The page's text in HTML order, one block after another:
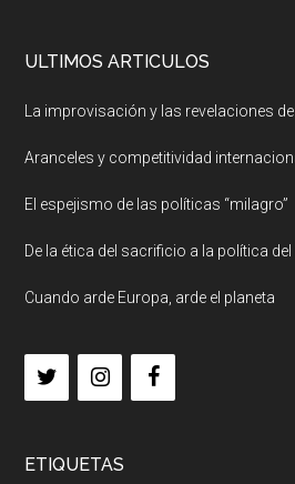
ULTIMOS ARTICULOS
La improvisación y las revelaciones
Aranceles y competitividad
El espejismo de las políticas “milagro”
De la ética del sacrificio a la política
Cuando arde Europa, arde el planeta
ETIQUETAS